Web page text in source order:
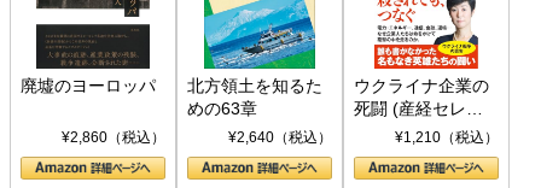
廃墟のヨーロッパ
¥2,860（税込）
北方領土を知るた
めの63章
¥2,640（税込）
ウクライナ企業の
死闘 (産経セレク
ト S 039)¥1,210（税込）